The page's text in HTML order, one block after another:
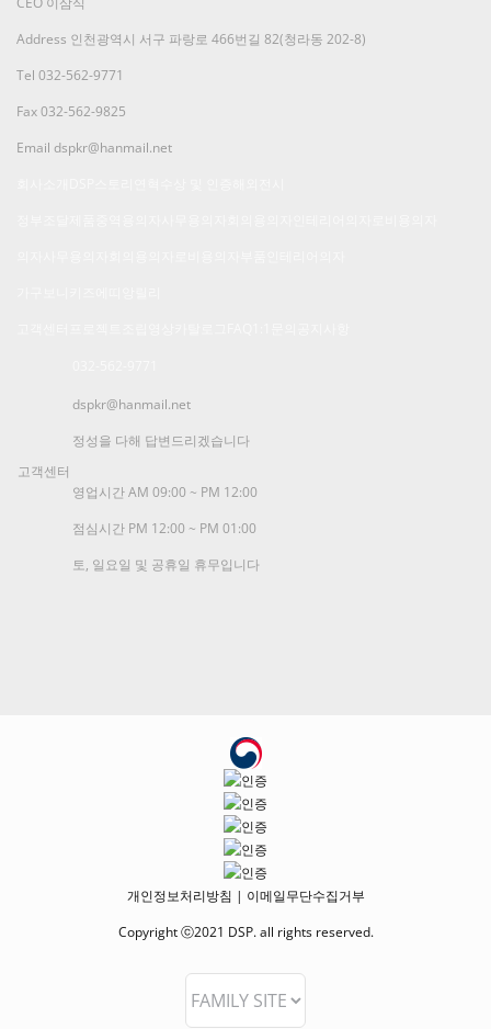
Address 인천광역시 서구 파랑로 466번길 82(청라동 202-8)
Tel 032-562-9771
Fax032-562-9825
Email dspkr@hanmail.net
고객센터
dspkr@hanmail.net
정성을 다해 답변드리겠습니다
영업시간AM 09:00 ~ PM 12:00
점심시간 PM 12:00 ~ PM 01:00
토, 일요일 및 공휴일 휴무입니다
개인정보처리방침 | 이메일무단수집거부
Copyright ⓒ2021 DSP. all rights reserved.